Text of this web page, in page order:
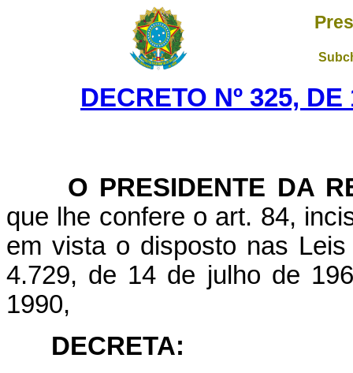
DECRETO Nº 325,
O PRESIDENTE DA
que lhe confere o art. 84,
em vista o disposto nas
4.729, de 14 de julho de
1990,
DECRETA: